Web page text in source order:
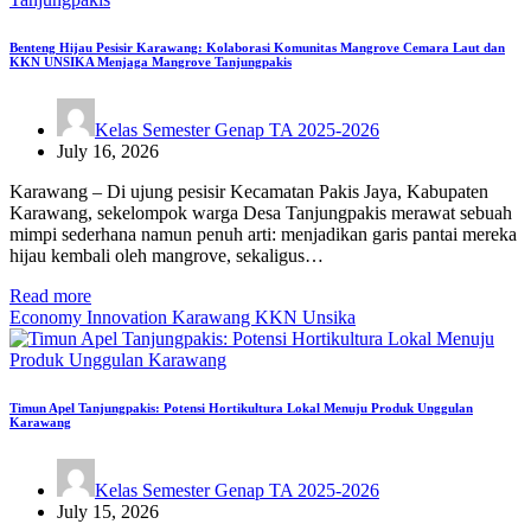
Benteng Hijau Pesisir Karawang: Kolaborasi Komunitas Mangrove Cemara Laut dan
KKN UNSIKA Menjaga Mangrove Tanjungpakis
Kelas Semester Genap TA 2025-2026
July 16, 2026
Karawang – Di ujung pesisir Kecamatan Pakis Jaya, Kabupaten
Karawang, sekelompok warga Desa Tanjungpakis merawat sebuah
mimpi sederhana namun penuh arti: menjadikan garis pantai mereka
hijau kembali oleh mangrove, sekaligus…
Read more
Economy Innovation Karawang KKN Unsika
Timun Apel Tanjungpakis: Potensi Hortikultura Lokal Menuju Produk Unggulan
Karawang
Kelas Semester Genap TA 2025-2026
July 15, 2026